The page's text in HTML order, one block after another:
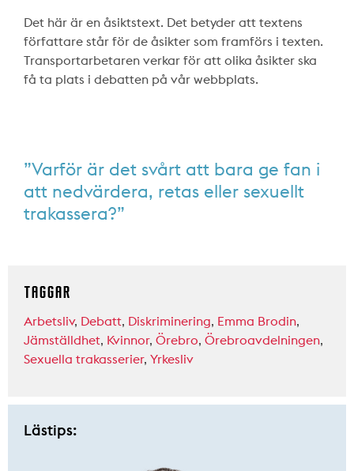
Det här är en åsiktstext. Det betyder att textens
författare står för de åsikter som framförs i texten.
Transportarbetaren verkar för att olika åsikter ska
få ta plats i debatten på vår webbplats.
”Varför är det svårt att bara ge fan i
att nedvärdera, retas eller sexuellt
trakassera?”
TAGGAR
Arbetsliv, Debatt, Diskriminering, Emma Brodin,
Jämställdhet, Kvinnor, Örebro, Örebroavdelningen,
Sexuella trakasserier, Yrkesliv
Lästips: